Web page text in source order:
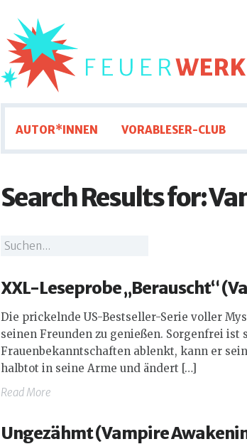
AUTOR*INNEN VORABLESER-CLUB
Search Results for:
XXL-Leseprobe „Berauscht“ (
Die prickelnde US-Bestseller-Serie voller
seinen Freunden zu genießen. Sorgenfrei
Frauenbekanntschaften ablenkt, kann er
halbtot in seine Arme und ändert […]
Read More
Ungezähmt (Vampire